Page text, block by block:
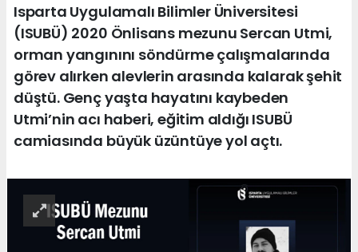
Isparta Uygulamalı Bilimler Üniversitesi
(ISUBÜ) 2020 Önlisans mezunu Sercan Utmi,
orman yangınını söndürme çalışmalarında
görev alırken alevlerin arasında kalarak şehit
düştü. Genç yaşta hayatını kaybeden
Utmi’nin acı haberi, eğitim aldığı ISUBÜ
camiasında büyük üzüntüye yol açtı.